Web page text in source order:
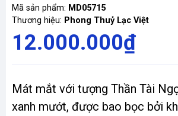
Mã sản phẩm: MD05715
Thương hiệu: Phong Thuỷ Lạc Việt
12.000.000₫
Mát mắt với tượng Thần Tài
xanh mướt, được bao bọc bởi